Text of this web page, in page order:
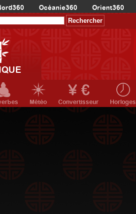
Océanie360 Orient360
Météo Convertisseur Horloges